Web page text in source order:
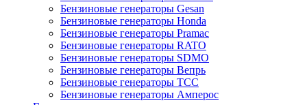
Бензиновые генераторы Gesan
Бензиновые генераторы Honda
Бензиновые генераторы Pramac
Бензиновые генераторы RATO
Бензиновые генераторы SDMO
Бензиновые генераторы Вепрь
Бензиновые генераторы ТСС
Бензиновые генераторы Амперос